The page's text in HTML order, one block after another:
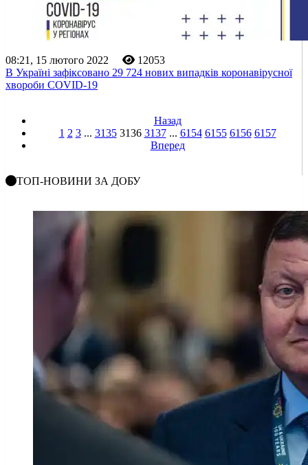
08:21, 15 лютого 2022
12053
В Україні зафіксовано 29 724 нових випадків коронавірусної
хвороби COVID-19
Назад
1 2 3 ... 3135 3136 3137 ... 6154 6155 6156 6157
Вперед
ТОП-НОВИНИ ЗА ДОБУ